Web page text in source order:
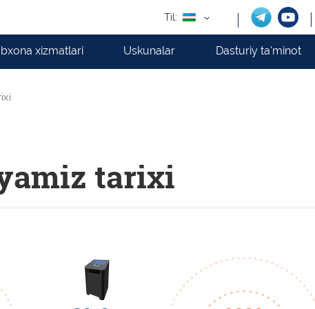
Til:
xizmatlari Uskunalar Dasturiy ta'minot
tarixi